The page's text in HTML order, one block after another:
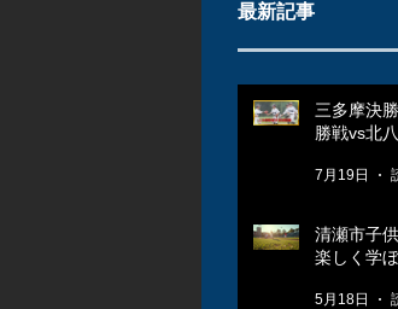
最新記事
三多摩決
勝戦vs北
7月19日
清瀬市子
楽しく学ぼ
5月18日